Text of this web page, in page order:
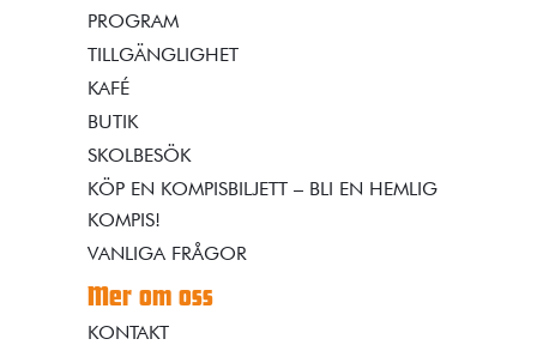
PROGRAM
TILLGÄNGLIGHET
KAFÉ
BUTIK
SKOLBESÖK
KÖP EN KOMPISBILJETT – BLI EN HEMLIG
KOMPIS!
VANLIGA FRÅGOR
Mer om oss
KONTAKT